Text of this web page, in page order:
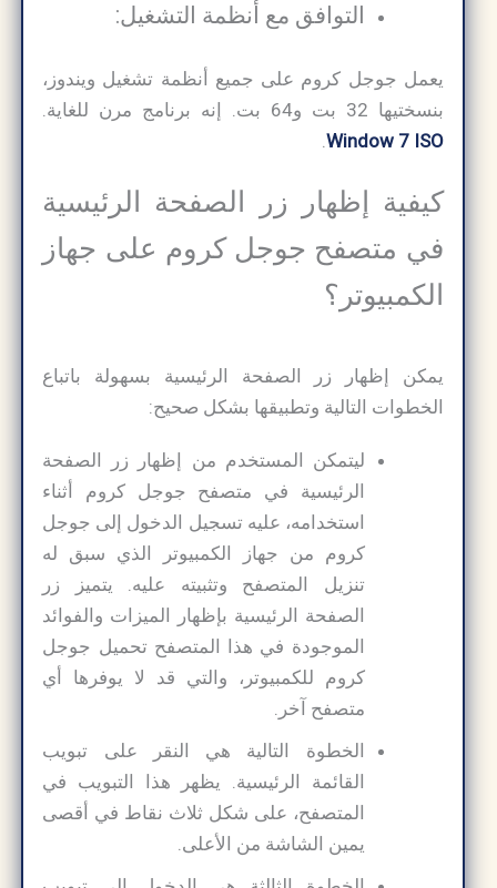
التوافق مع أنظمة التشغيل:
يعمل جوجل كروم على جميع أنظمة تشغيل ويندوز،
بنسختيها 32 بت و64 بت. إنه برنامج مرن للغاية.
Window 7 ISO
.
كيفية إظهار زر الصفحة الرئيسية
في متصفح جوجل كروم على جهاز
الكمبيوتر؟
يمكن إظهار زر الصفحة الرئيسية بسهولة باتباع
الخطوات التالية وتطبيقها بشكل صحيح:
ليتمكن المستخدم من إظهار زر الصفحة
الرئيسية في متصفح جوجل كروم أثناء
استخدامه، عليه تسجيل الدخول إلى جوجل
كروم من جهاز الكمبيوتر الذي سبق له
تنزيل المتصفح وتثبيته عليه. يتميز زر
الصفحة الرئيسية بإظهار الميزات والفوائد
الموجودة في هذا المتصفح تحميل جوجل
كروم للكمبيوتر، والتي قد لا يوفرها أي
متصفح آخر.
الخطوة التالية هي النقر على تبويب
القائمة الرئيسية. يظهر هذا التبويب في
المتصفح، على شكل ثلاث نقاط في أقصى
يمين الشاشة من الأعلى.